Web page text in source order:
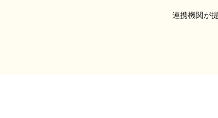
連携機関が